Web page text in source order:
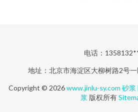
电话：
地址：北京市海淀区大柳树路2号
Copyright © 2026www.jinlu-sy.com 砂浆
浆 版权所有